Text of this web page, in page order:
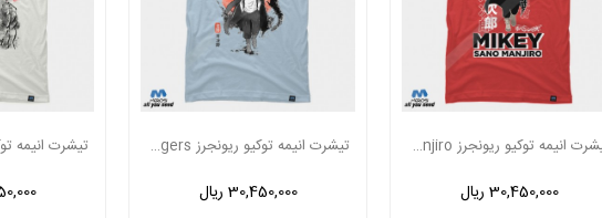
تیشرت انیمه توکیو ریونجرز mikey sano manjiro
30,450,000 ریال
تیشرت انیمه توکیو ریونجرز tokyo revengers
30,450,000 ریال